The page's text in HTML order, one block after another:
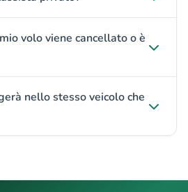
volo viene cancellato o è
nello stesso veicolo che